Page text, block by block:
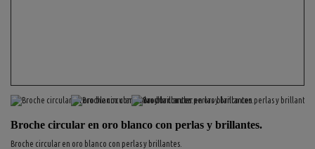
Broche circular en oro blanco con perlas y brillantes.
Broche circular en oro blanco con perlas y brillantes.